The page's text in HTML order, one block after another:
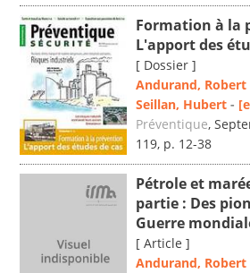
Formation à la
L'apport des
[ Dossier ]
Andurand, Robert
Seillan, Hubert -
Préventique,
119, p. 12-38
Pétrole et
partie : Des
Guerre
[ Article ]
Andurand, Robert